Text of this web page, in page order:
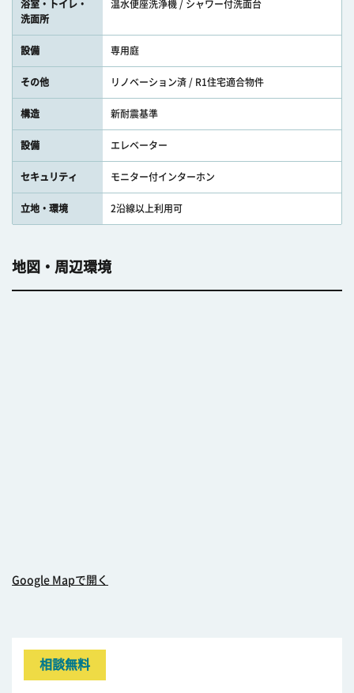
浴室・トイレ・
洗面所
温水便座洗浄機 / シャワー付洗面台
設備 専用庭
その他 リノベーション済 / R1住宅適合物件
構造 新耐震基準
設備 エレベーター
セキュリティ モニター付インターホン
立地・環境 2沿線以上利用可
地図・周辺環境
Google Mapで開く
相談無料